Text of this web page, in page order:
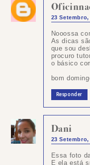
23 Setembro,
Nooossa
As dicas
que sou
procuro
o básico
bom
Responder
Dani
23 Setembro,
Essa foto
E ela está